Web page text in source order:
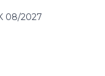
08/2027